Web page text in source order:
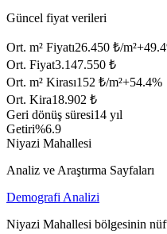
Güncel fiyat verileri
Ort. m² Fiyatı26.450 ₺/m²+49.4
Ort. Fiyat3.147.550 ₺
Ort. m² Kirası152 ₺/m²+54.4%
Ort. Kira18.902 ₺
Geri dönüş süresi14 yıl
Getiri%6.9
Niyazi Mahallesi
Analiz ve Araştırma Sayfaları
Demografi Analizi
Niyazi Mahallesi bölgesinin